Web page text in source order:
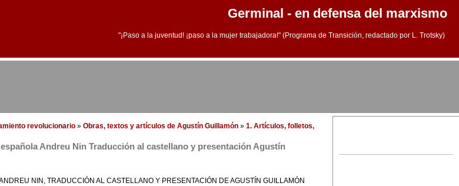
Germinal - en defensa del marxismo
"¡Paso a la juventud! ¡paso a la mujer trabajadora!" (Programa de Transición, redactado por L. Trotsky)
revolucionario » Obras, textos y artículos de Agustín Guillamón » 1. Artículos, folletos,
Andreu Nin Traducción al castellano y presentación Agustín
NIN, TRADUCCIÓN AL CASTELLANO Y PRESENTACIÓN DE AGUSTÍN GUILLAMÓN